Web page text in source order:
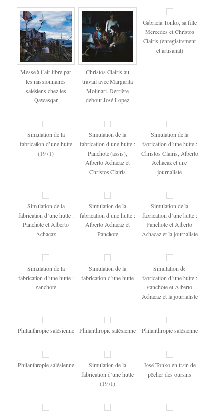
Messe à l’air libre par
les missionnaires
salésiens chez les
Qawasqar
Christos Clairis au
travail avec Margarita
Molinari. Derrière
debout José Lopez
Gabriela Tonko, sa fille
Mercedes et Christos
Clairis (enregistrement
et artisanat)
Simulation de la
fabrication d’une hutte
(1971)
Simulation de la
fabrication d’une hutte :
Panchote (assis),
Alberto Achacaz et
Christos Clairis
Simulation de la
fabrication d’une hutte :
Christos Clairis, Alberto
Achacaz et une
journaliste
Simulation de la
fabrication d’une hutte :
Panchote et Alberto
Achacaz
Simulation de la
fabrication d’une hutte :
Alberto Achacaz et
Panchote
Simulation de la
fabrication d’une hutte :
Panchote et Alberto
Achacaz et la journaliste
Simulation de la
fabrication d’une hutte :
Panchote
Simulation de la
fabrication d’une hutte
Simulation de
fabrication d’une hutte :
Panchote et Alberto
Achacaz et la journaliste
Philanthropie salésienne Philanthropie salésienne Philanthropie salésienne
Philanthropie salésienne
Simulation de la
fabrication d’une hutte
(1971)
José Tonko en train de
pêcher des oursins